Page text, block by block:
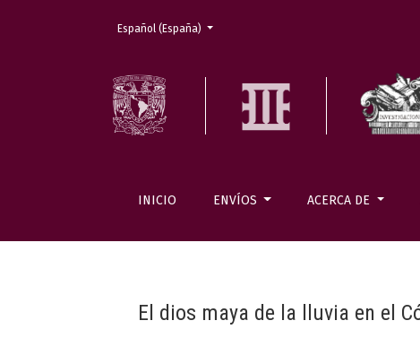
INICIO ENVÍOS ACERCA DE
Cambiar el idioma. El actual es:
Español (España)
El dios maya de la lluvia en el